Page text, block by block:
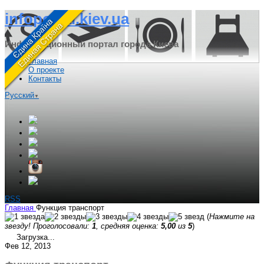
infoportal.kiev.ua
Информационный портал города Киева
Главная
О проекте
Контакты
Русский ▼
RSS
Главная Функция транспорт
(Нажмите на
звезду! Проголосовали: 1 , средняя оценка: 5,00 из 5)
Загрузка...
Фев 12, 2013